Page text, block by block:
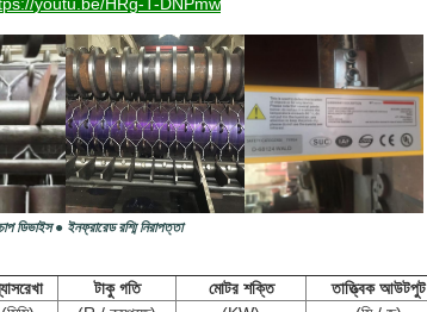
ডিভাইস ● ইনফ্রারেড রশ্মি নিরাপত্তা
টাকু গতি মোটর শক্তি
তাত্ত্বিক আউটপুট